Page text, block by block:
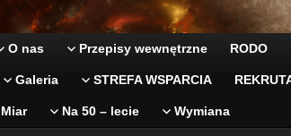
O nas Przepisy wewnętrzne RODO
Galeria STREFA WSPARCIA
Na 50 – lecie Wymiana